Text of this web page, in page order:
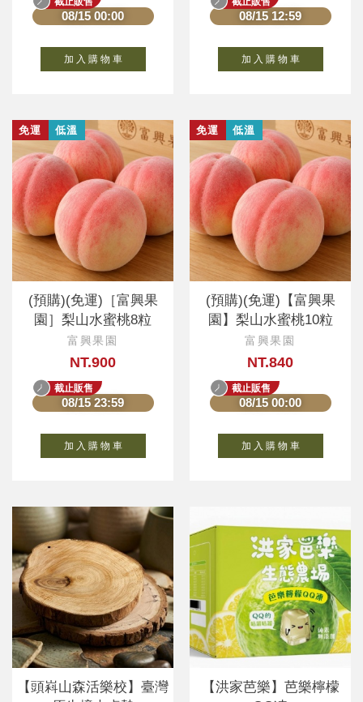
08/15 00:00
加 入 購 物 車
08/15 12:59
加 入 購 物 車
免運 低溫
(預購)(免運)［富興果
園］梨山水蜜桃8粒
富興果園
NT.900
截止販售
08/15 23:59
加 入 購 物 車
免運 低溫
(預購)(免運)【富興果
園】梨山水蜜桃10粒
富興果園
NT.840
截止販售
08/15 00:00
加 入 購 物 車
【頭嵙山森活樂校】臺灣
【洪家芭樂】芭樂檸檬